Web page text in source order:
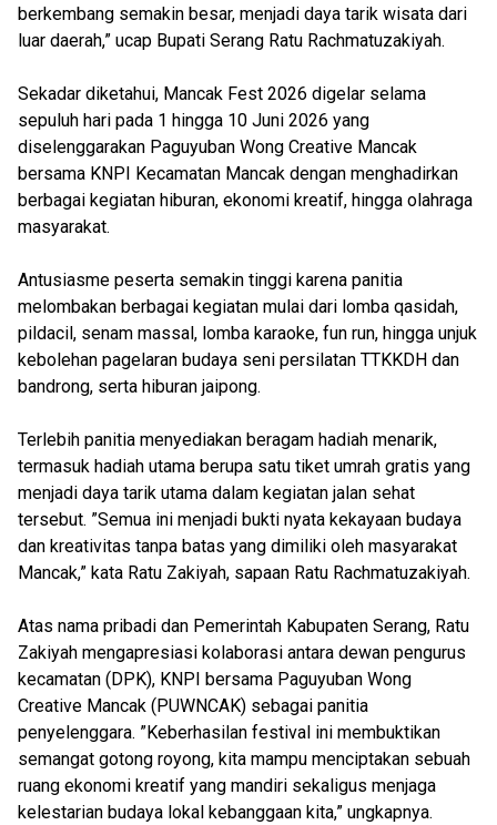
berkembang semakin besar, menjadi daya tarik wisata dari
luar daerah,” ucap Bupati Serang Ratu Rachmatuzakiyah.
Sekadar diketahui, Mancak Fest 2026 digelar selama
sepuluh hari pada 1 hingga 10 Juni 2026 yang
diselenggarakan Paguyuban Wong Creative Mancak
bersama KNPI Kecamatan Mancak dengan menghadirkan
berbagai kegiatan hiburan, ekonomi kreatif, hingga olahraga
masyarakat.
Antusiasme peserta semakin tinggi karena panitia
melombakan berbagai kegiatan mulai dari lomba qasidah,
pildacil, senam massal, lomba karaoke, fun run, hingga unjuk
kebolehan pagelaran budaya seni persilatan TTKKDH dan
bandrong, serta hiburan jaipong.
Terlebih panitia menyediakan beragam hadiah menarik,
termasuk hadiah utama berupa satu tiket umrah gratis yang
menjadi daya tarik utama dalam kegiatan jalan sehat
tersebut. ”Semua ini menjadi bukti nyata kekayaan budaya
dan kreativitas tanpa batas yang dimiliki oleh masyarakat
Mancak,” kata Ratu Zakiyah, sapaan Ratu Rachmatuzakiyah.
Atas nama pribadi dan Pemerintah Kabupaten Serang, Ratu
Zakiyah mengapresiasi kolaborasi antara dewan pengurus
kecamatan (DPK), KNPI bersama Paguyuban Wong
Creative Mancak (PUWNCAK) sebagai panitia
penyelenggara. ”Keberhasilan festival ini membuktikan
semangat gotong royong, kita mampu menciptakan sebuah
ruang ekonomi kreatif yang mandiri sekaligus menjaga
kelestarian budaya lokal kebanggaan kita,” ungkapnya.